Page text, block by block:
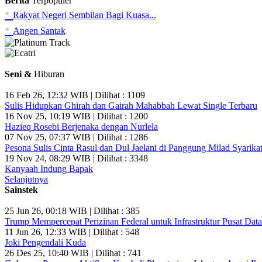
• Rakyat Negeri Sembilan Bagi Kuasa...
• Angen Santak
Seni & Hiburan
16 Feb 26, 12:32 WIB | Dilihat : 1109
Sulis Hidupkan Ghirah dan Gairah Mahabbah Lewat Single Terbaru
16 Nov 25, 10:19 WIB | Dilihat : 1200
Hazieq Rosebi Berjenaka dengan Nurlela
07 Nov 25, 07:37 WIB | Dilihat : 1286
Pesona Sulis Cinta Rasul dan Dul Jaelani di Panggung Milad
19 Nov 24, 08:29 WIB | Dilihat : 3348
Kanyaah Indung Bapak
Selanjutnya
Sainstek
25 Jun 26, 00:18 WIB | Dilihat : 385
Trump Mempercepat Perizinan Federal untuk Infrastruktur Pusat Data
11 Jun 26, 12:33 WIB | Dilihat : 548
Joki Pengendali Kuda
26 Des 25, 10:40 WIB | Dilihat : 741